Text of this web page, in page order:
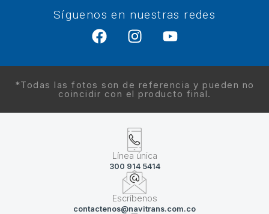
Síguenos en nuestras redes
*Todas las fotos son de referencia y pueden no
coincidir con el producto final.
Línea única
300 914 5414
Escríbenos
contactenos@navitrans.com.co